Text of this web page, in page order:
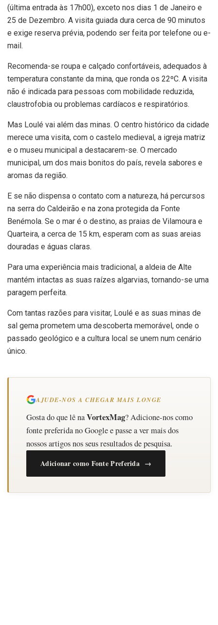
(última entrada às 17h00), exceto nos dias 1 de Janeiro e
25 de Dezembro. A visita guiada dura cerca de 90 minutos
e exige reserva prévia, podendo ser feita por telefone ou e-
mail.
Recomenda-se roupa e calçado confortáveis, adequados à
temperatura constante da mina, que ronda os 22ºC. A visita
não é indicada para pessoas com mobilidade reduzida,
claustrofobia ou problemas cardíacos e respiratórios.
Mas Loulé vai além das minas. O centro histórico da cidade
merece uma visita, com o castelo medieval, a igreja matriz
e o museu municipal a destacarem-se. O mercado
municipal, um dos mais bonitos do país, revela sabores e
aromas da região.
E se não dispensa o contato com a natureza, há percursos
na serra do Caldeirão e na zona protegida da Fonte
Benémola. Se o mar é o destino, as praias de Vilamoura e
Quarteira, a cerca de 15 km, esperam com as suas areias
douradas e águas claras.
Para uma experiência mais tradicional, a aldeia de Alte
mantém intactas as suas raízes algarvias, tornando-se uma
paragem perfeita.
Com tantas razões para visitar, Loulé e as suas minas de
sal gema prometem uma descoberta memorável, onde o
passado geológico e a cultura local se unem num cenário
único.
AJUDE-NOS A CHEGAR MAIS LONGE
Gosta do que lê naVortexMag? Adicione-nos como
fonte preferida no Google e passe a ver mais dos
nossos artigos nos seus resultados de pesquisa.
Adicionar como Fonte Preferida →